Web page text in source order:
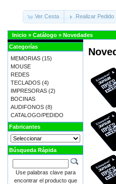
Ver Cesta Realizar Pedido
Inicio » Catálogo » Novedades
Categorías
MEMORIAS (15)
MOUSE
REDES
TECLADOS (4)
IMPRESORAS (2)
BOCINAS
AUDIFONOS (8)
CATALOGO/PEDIDO
Fabricantes
Búsqueda Rápida
Use palabras clave para
encontrar el producto que